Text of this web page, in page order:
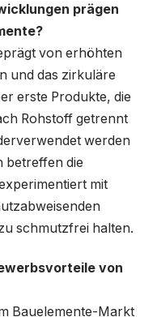
prägen
von erhöhten
und das zirkuläre
erste Produkte, die
Rohstoff getrennt
werden
betreffen die
mit
schmutzfrei halten.
von
Bauelemente-Markt